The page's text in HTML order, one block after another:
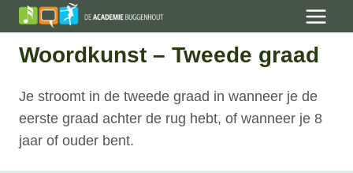
Skip
to
content
Woordkunst – Tweede graad
Je stroomt in de tweede graad in wanneer je de
eerste graad achter de rug hebt, of wanneer je 8
jaar of ouder bent.